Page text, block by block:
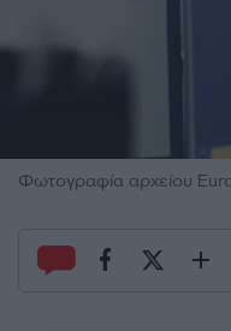
Φωτογραφία αρχείου